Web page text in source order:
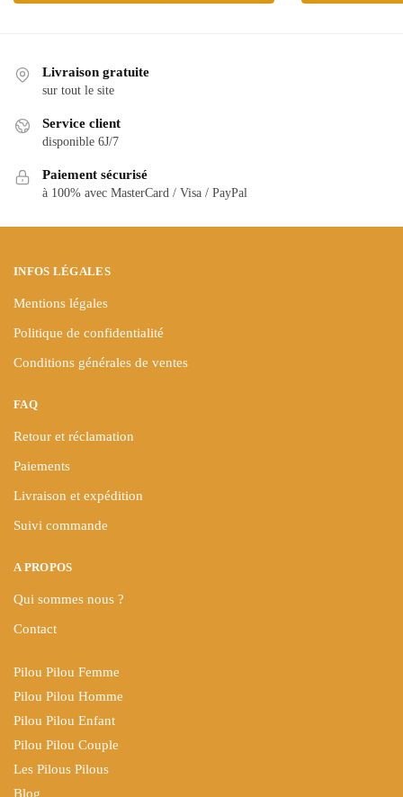
Les
peuvent
choisies
produit
a
Livraison gratuite
sur tout le site
Service client
disponible 6J/7
Paiement sécurisé
à 100% avec MasterCard / Visa / PayPal
INFOS LÉGALES
Mentions légales
Politique de confidentialité
Conditions générales de ventes
FAQ
Retour et réclamation
Paiements
Livraison et expédition
Suivi commande
A PROPOS
Qui sommes nous ?
Contact
Pilou Pilou Femme
Pilou Pilou Homme
Pilou Pilou Enfant
Pilou Pilou Couple
Les Pilous Pilous
Blog